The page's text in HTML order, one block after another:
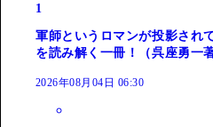
1
軍師というロマンが投影され
を読み解く一冊！（呉座勇一
2026年08月04日 06:30